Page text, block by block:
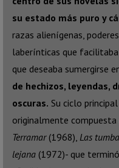
su estado más puro y
razas alienígenas,
laberínticas que facilitaba
que deseaba sumergirse
de hechizos, leyendas,
oscuras. Su ciclo
originalmente
Terramar (1968), Las
lejana (1972)- que